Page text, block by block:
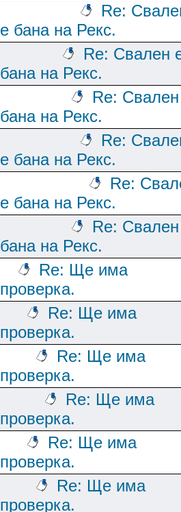
Re:
е бана на Рекс.
Re: Свален
бана на Рекс.
Re:
бана на Рекс.
Re:
е бана на Рекс.
Re:
е бана на Рекс.
Re:
бана на Рекс.
Re: Ще има
проверка.
Re: Ще има
проверка.
Re: Ще има
проверка.
Re: Ще има
проверка.
Re: Ще има
проверка.
Re: Ще има
проверка.